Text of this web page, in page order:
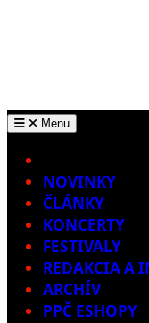
Menu
NOVINKY
ČLÁNKY
KONCERTY
FESTIVALY
REDAKCIA A
ARCHÍV
PPČ ESHOPY